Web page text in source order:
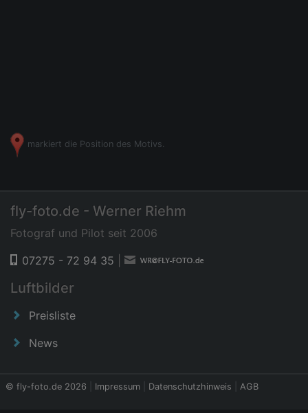
markiert die Position des Motivs.
fly-foto.de - Werner Riehm
Fotograf und Pilot seit 2006
07275 - 72 94 35
Luftbilder
Preisliste
News
© fly-foto.de 2026 Impressum Datenschutzhinweis AGB